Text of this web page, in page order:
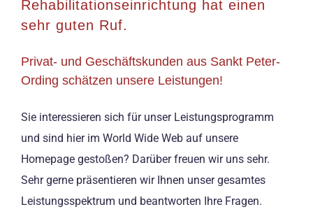
Rehabilitationseinrichtung hat einen
sehr guten Ruf.
Privat- und Geschäftskunden aus Sankt Peter-
Ording schätzen unsere Leistungen!
Sie interessieren sich für unser Leistungsprogramm
und sind hier im World Wide Web auf unsere
Homepage gestoßen? Darüber freuen wir uns sehr.
Sehr gerne präsentieren wir Ihnen unser gesamtes
Leistungsspektrum und beantworten Ihre Fragen.